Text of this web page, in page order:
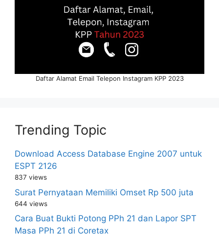
Daftar Alamat Email Telepon Instagram KPP 2023
Trending Topic
Download Access Database Engine 2007 untuk
ESPT 2126
837 views
Surat Pernyataan Memiliki Omset Rp 500 juta
644 views
Cara Buat Bukti Potong PPh 21 dan Lapor SPT
Masa PPh 21 di Coretax